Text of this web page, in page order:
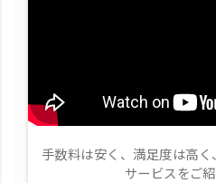
手数料は安く、満足度は高
サービスをご紹